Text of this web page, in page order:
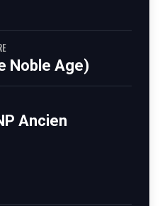
Noble Age)
Ancien